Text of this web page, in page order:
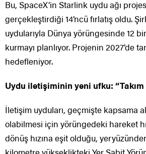
Bu, SpaceX’in Starlink uydu ağı
gerçekleştirdiği 14’ncü fırlatış oldu.
uydularıyla Dünya yörüngesinde 12
kurmayı planlıyor. Projenin 2027’de
hedefleniyor.
Uydu iletişiminin yeni ufku:
İletişim uyduları, geçmişte kapsama
olabilmesi için yörüngedeki hareket
dönüş hızına eşit olduğu,